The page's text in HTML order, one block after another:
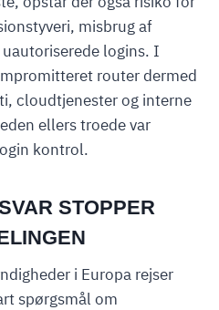
misbrug af
logins. I
router dermed
cloudtjenester og interne
ellers troede var
kontrol.
STOPPER
i Europa rejser
spørgsmål om